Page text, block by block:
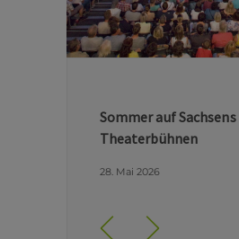
Hinter den Kulissen
Semperoper
29. April 2026